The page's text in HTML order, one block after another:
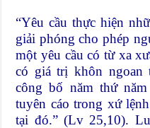
“Yêu cầu thực hiện
giải phóng cho phép
một yêu cầu có từ xa
có giá trị khôn ngoan
công bố năm thứ
tuyên cáo trong xứ
tại đó.” (Lv 25,10).